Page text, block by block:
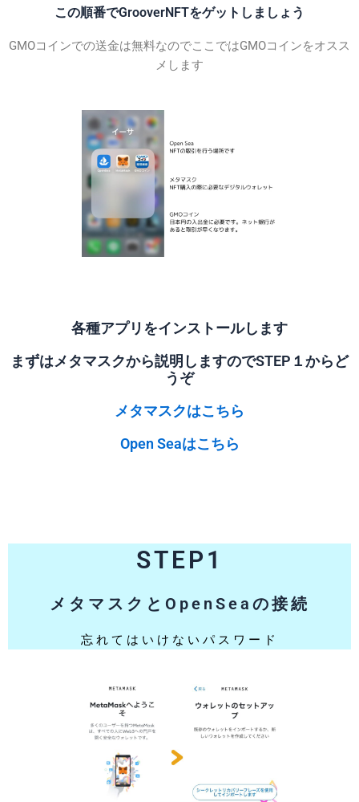
この順番でGrooverNFTをゲットしましょう
GMOコインでの送金は無料なのでここではGMOコインをオスス
メします
各種アプリをインストールします
まずはメタマスクから説明しますのでSTEP１からど
うぞ
メタマスクはこちら
Open Seaはこちら
STEP1
メタマスクとOpenSeaの接続
忘れてはいけないパスワード